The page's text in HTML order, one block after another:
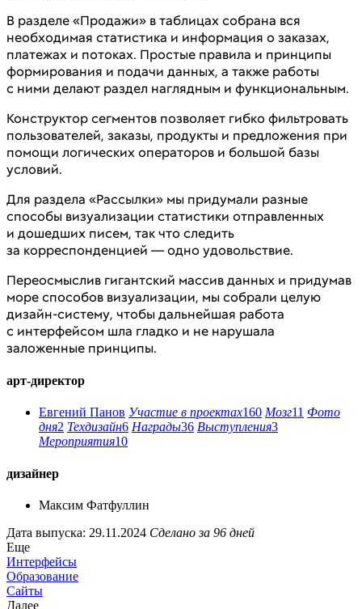
В разделе «Продажи» в таблицах собрана вся
необходимая статистика и информация о заказах,
платежах и потоках. Простые правила и принципы
формирования и подачи данных, а также работы
с ними делают раздел наглядным и функциональным.
Конструктор сегментов позволяет гибко фильтровать
пользователей, заказы, продукты и предложения при
помощи логических операторов и большой базы
условий.
Для раздела «Рассылки» мы придумали разные
способы визуализации статистики отправленных
и дошедших писем, так что следить
за корреспонденцией — одно удовольствие.
Переосмыслив гигантский массив данных и придумав
море способов визуализации, мы собрали целую
дизайн-систему, чтобы дальнейшая работа
с интерфейсом шла гладко и не нарушала
заложенные принципы.
арт-директор
Евгений Панов Участие в проектах160 Мозг11 Фото
дня2 Техдизайн6 Награды36 Выступления3
Мероприятия10
дизайнер
Максим Фатфуллин
Дата выпуска: 29.11.2024 Сделано за 96 дней
Еще
Интерфейсы
Образование
Сайты
Далее